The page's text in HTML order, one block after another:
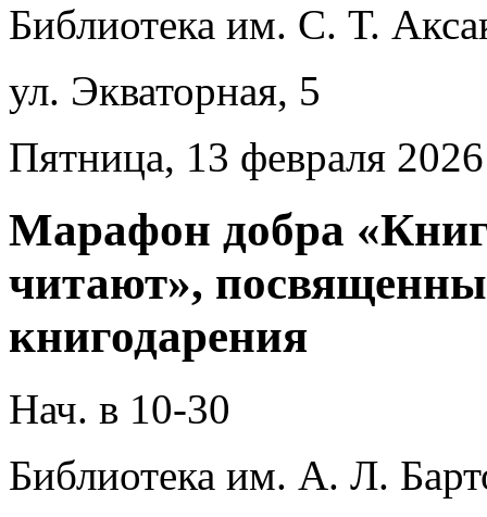
Библиотека им. С. Т.
ул. Экваторная, 5
Пятница, 13 февраля 2026
Марафон добра
читают»,
книгодарения
Нач. в 10-30
Библиотека им. А. Л.